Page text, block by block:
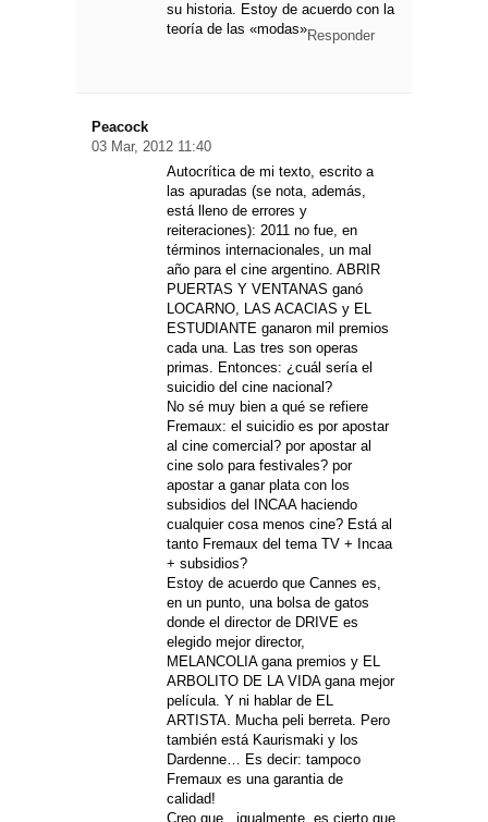
su historia. Estoy de acuerdo con la
teoría de las «modas».Responder
Peacock
03 Mar, 2012 11:40
Autocrítica de mi texto, escrito a
las apuradas (se nota, además,
está lleno de errores y
reiteraciones): 2011 no fue, en
términos internacionales, un mal
año para el cine argentino. ABRIR
PUERTAS Y VENTANAS ganó
LOCARNO, LAS ACACIAS y EL
ESTUDIANTE ganaron mil premios
cada una. Las tres son operas
primas. Entonces: ¿cuál sería el
suicidio del cine nacional?
No sé muy bien a qué se refiere
Fremaux: el suicidio es por apostar
al cine comercial? por apostar al
cine solo para festivales? por
apostar a ganar plata con los
subsidios del INCAA haciendo
cualquier cosa menos cine? Está al
tanto Fremaux del tema TV + Incaa
+ subsidios?
Estoy de acuerdo que Cannes es,
en un punto, una bolsa de gatos
donde el director de DRIVE es
elegido mejor director,
MELANCOLIA gana premios y EL
ARBOLITO DE LA VIDA gana mejor
película. Y ni hablar de EL
ARTISTA. Mucha peli berreta. Pero
también está Kaurismaki y los
Dardenne… Es decir: tampoco
Fremaux es una garantia de
calidad!
Creo que , igualmente, es cierto que